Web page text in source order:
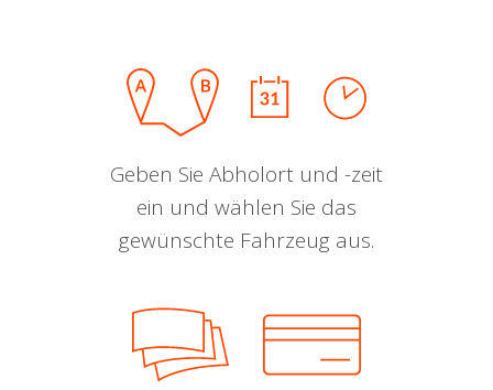
Geben Sie Abholort und -zeit
ein und wählen Sie das
gewünschte Fahrzeug aus.